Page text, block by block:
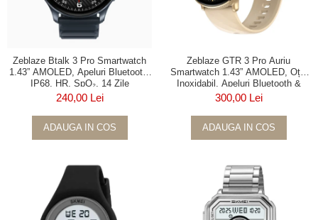
Zeblaze Btalk 3 Pro Smartwatch
1.43” AMOLED, Apeluri Bluetooth,
IP68, HR, SpO₂, 14 Zile
Autonomie
240,00 Lei
ADAUGA IN COS
Zeblaze GTR 3 Pro Auriu
Smartwatch 1.43” AMOLED, Oțel
Inoxidabil, Apeluri Bluetooth &
Sănătate 24/7
300,00 Lei
ADAUGA IN COS